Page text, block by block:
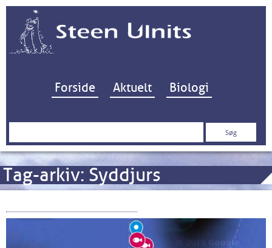
Hop til indhold
Forside Aktuelt Biologi
Søg
Tag-arkiv: Syddjurs